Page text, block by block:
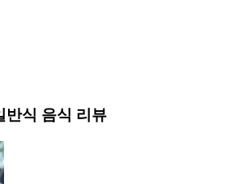
반식 음식 리뷰